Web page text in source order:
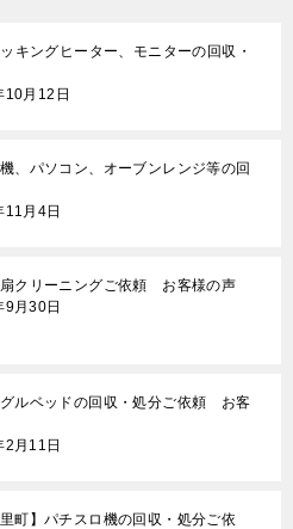
キングヒーター、モニターの回収・
10月12日
機、パソコン、オーブンレンジ等の回
11月4日
扇クリーニングご依頼 お客様の声
9月30日
グルベッドの回収・処分ご依頼 お客
2月11日
里町】パチスロ機の回収・処分ご依